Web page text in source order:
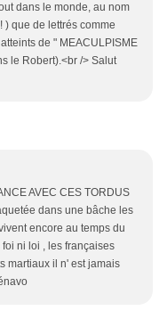
dans le monde, au nom
) que de lettrés comme
de " MEACULPISME
le Robert).<br /> Salut
AVEC CES TORDUS
dans une bâche les
encore au temps du
ni loi , les françaises
martiaux il n' est jamais